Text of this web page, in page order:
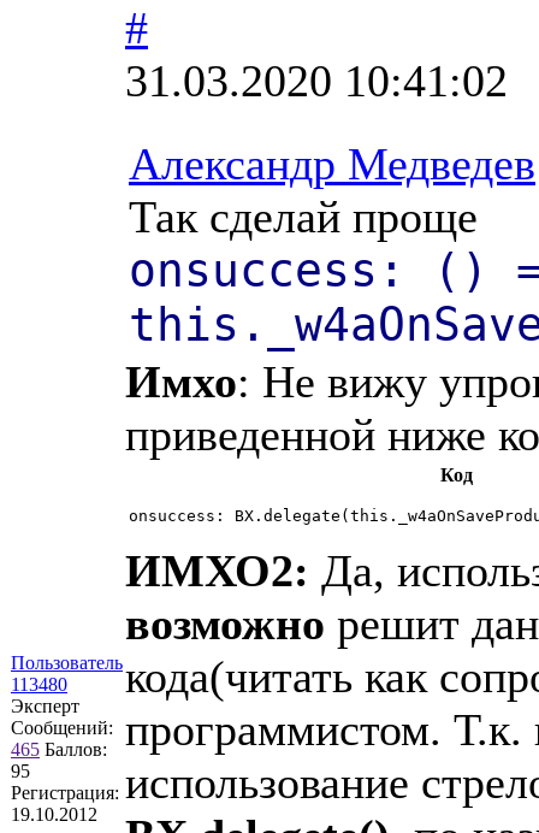
Пользователь
113480
Эксперт
Сообщений:
465 Баллов:
95
Регистрация:
19.10.2012
#
31.03.2020 10:41:02
Александр Медведев
Так сделай проще
onsuccess: ()
Имхо: Не вижу
приведенной ниже
Код
onsuccess:
ИМХО2: Да,
возможно решит
кода(читать как
программистом. Т.к.
использование